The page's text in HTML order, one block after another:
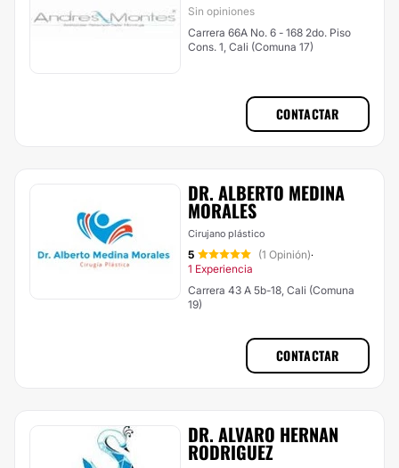
Sin opiniones
Carrera 66A No. 6 - 168 2do. Piso
Cons. 1, Cali (Comuna 17)
CONTACTAR
DR. ALBERTO MEDINA
MORALES
Cirujano plástico
5 (1 Opinión)·
1 Experiencia
Carrera 43 A 5b-18, Cali (Comuna
19)
CONTACTAR
DR. ALVARO HERNAN
RODRIGUEZ